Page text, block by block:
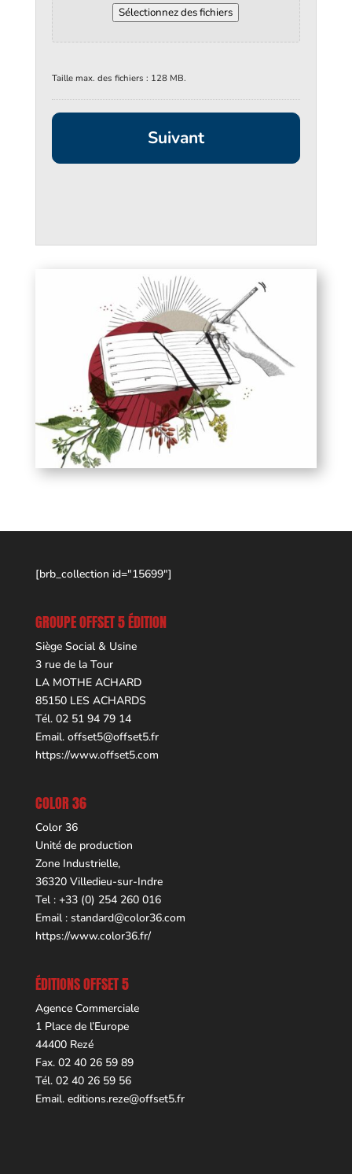
Sélectionnez des fichiers
Taille max. des fichiers : 128 MB.
[brb_collection id="15699"]
GROUPE OFFSET 5 ÉDITION
Siège Social & Usine
3 rue de la Tour
LA MOTHE ACHARD
85150 LES ACHARDS
Tél. 02 51 94 79 14
Email. offset5@offset5.fr
https://www.offset5.com
COLOR 36
Color 36
Unité de production
Zone Industrielle,
36320 Villedieu-sur-Indre
Tel : +33 (0) 254 260 016
Email : standard@color36.com
https://www.color36.fr/
ÉDITIONS OFFSET 5
Agence Commerciale
1 Place de l’Europe
44400 Rezé
Fax. 02 40 26 59 89
Tél. 02 40 26 59 56
Email. editions.reze@offset5.fr